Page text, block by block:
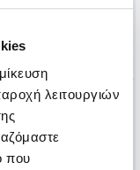
λειτουργιών
που
η
και
της
στη διήγηση με
των